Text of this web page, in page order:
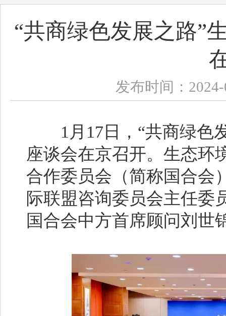
“共商绿色发展之路”
发布时间：
1月17日，“共商绿色发
座谈会在京召开。生态环
合作委员会（简称国合会
际联盟咨询委员会主任委
国合会中方首席顾问刘世